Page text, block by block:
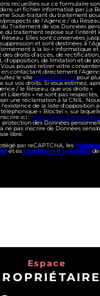
recueillies sur ce formulaire
un fichier informatisé par La
Sous-traitant du traitement
prospects de l'Agence / du
du Traitement de vos Données
du traitement repose sur l'intérêt
Elles sont conservées
et sont destinées à
à la loi « informatique et
des droits d’accès, de rectification,
d’opposition, de limitation et de
Vous pouvez retirer votre
contactant directement
le site https://cnil.fr/fr pour
sur vos droits. Si vous estimez,
/ le Réseau, que vos droits «
Libertés » ne sont pas respectés,
une réclamation à la CNIL.
de la liste d'opposition
« Bloctel », sur
ici : https://
protection des Données
ne pas inscrire de Données
libre.
par reCAPTCHA, les
et esConditions d'utilisation de
Espace